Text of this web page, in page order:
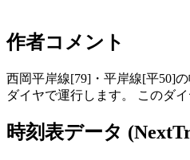
作者コメント
西岡平岸線[79]・平岸線[平50]
ダイヤで運行します。 このダ
時刻表データ